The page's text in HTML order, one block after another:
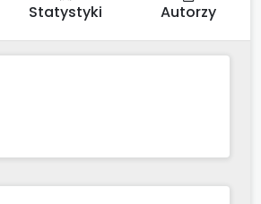
Statystyki Autorzy